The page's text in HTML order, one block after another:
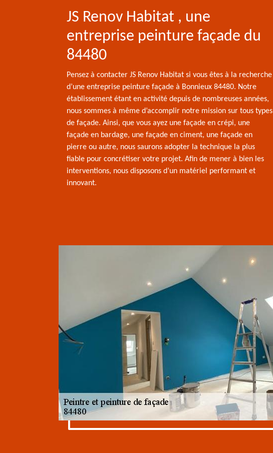
JS Renov Habitat , une
entreprise peinture façade du
84480
Pensez à contacter JS Renov Habitat si vous êtes à la recherche
d’une entreprise peinture façade à Bonnieux 84480. Notre
établissement étant en activité depuis de nombreuses années,
nous sommes à même d’accomplir notre mission sur tous types
de façade. Ainsi, que vous ayez une façade en crépi, une
façade en bardage, une façade en ciment, une façade en
pierre ou autre, nous saurons adopter la technique la plus
fiable pour concrétiser votre projet. Afin de mener à bien les
interventions, nous disposons d’un matériel performant et
innovant.